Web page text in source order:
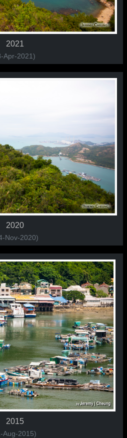
2021
Apr-2021)
2020
Nov-2020)
2015
Aug-2015)